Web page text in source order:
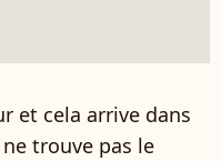
et cela arrive dans
trouve pas le